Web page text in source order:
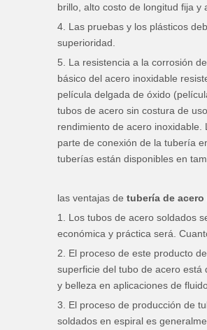
brillo, alto costo de longitud fija
4. Las pruebas y los plásticos
superioridad.
5. La resistencia a la corrosión
básico del acero inoxidable
película delgada de óxido
tubos de acero sin costura de
rendimiento de acero
parte de conexión de la tubería
tuberías están disponibles en
las ventajas de tubería de
1. Los tubos de acero soldados
económica y práctica será.
2. El proceso de este producto
superficie del tubo de acero
y belleza en aplicaciones de
3. El proceso de producción de
soldados en espiral es